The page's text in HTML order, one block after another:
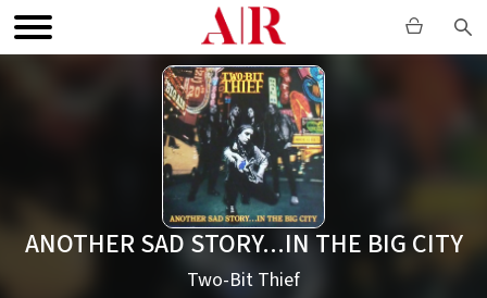
ANOTHER SAD STORY...IN THE BIG CITY
Two-Bit Thief